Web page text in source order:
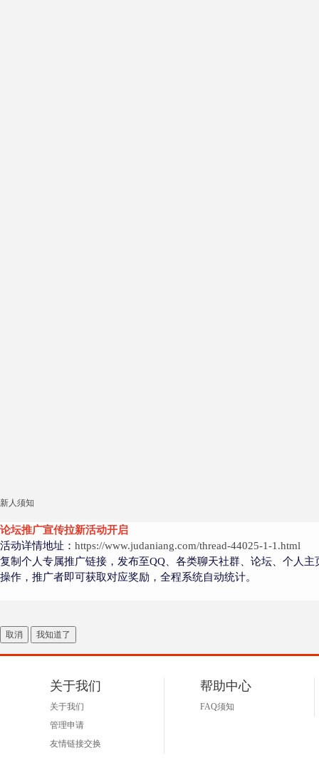
新人须知
论坛推广宣传拉新活动开启
活动详情地址： https://www.judaniang.com/thread-44025-1-1.html
复制个人专属推广链接，发布至QQ、各类聊天社群、论坛、个人
操作，推广者即可获取对应奖励，全程系统自动统计。
取消 我知道了
关于我们
关于我们
管理申请
友情链接交换
帮助中心
FAQ须知